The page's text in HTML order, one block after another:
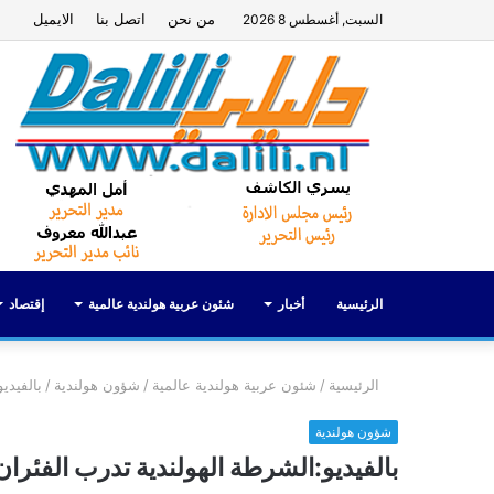
السبت, أغسطس 8 2026 من نحن اتصل بنا الايميل
الرئيسية أخبار شئون عربية هولندية عالمية إقتصاد
الرئيسية / شئون عربية هولندية عالمية / شؤون هولندية /
شؤون هولندية
بالفيديو:الشرطة الهولندية تدرب